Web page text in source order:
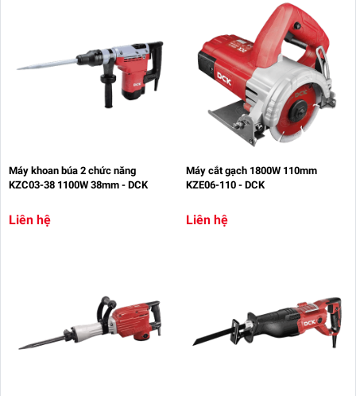
Máy khoan búa 2 chức năng
KZC03-38 1100W 38mm - DCK
Liên hệ
Máy cắt gạch 1800W 110mm
KZE06-110 - DCK
Liên hệ